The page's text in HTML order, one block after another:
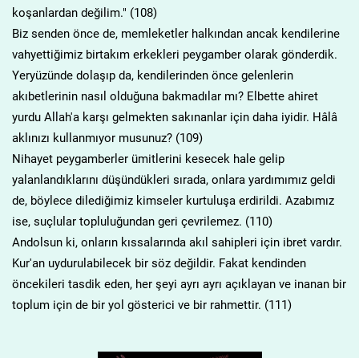
koşanlardan değilim." (108)
Biz senden önce de, memleketler halkından ancak kendilerine
vahyettiğimiz birtakım erkekleri peygamber olarak gönderdik.
Yeryüzünde dolaşıp da, kendilerinden önce gelenlerin
akıbetlerinin nasıl olduğuna bakmadılar mı? Elbette ahiret
yurdu Allah'a karşı gelmekten sakınanlar için daha iyidir. Hâlâ
aklınızı kullanmıyor musunuz? (109)
Nihayet peygamberler ümitlerini kesecek hale gelip
yalanlandıklarını düşündükleri sırada, onlara yardımımız geldi
de, böylece dilediğimiz kimseler kurtuluşa erdirildi. Azabımız
ise, suçlular topluluğundan geri çevrilemez. (110)
Andolsun ki, onların kıssalarında akıl sahipleri için ibret vardır.
Kur'an uydurulabilecek bir söz değildir. Fakat kendinden
öncekileri tasdik eden, her şeyi ayrı ayrı açıklayan ve inanan bir
toplum için de bir yol gösterici ve bir rahmettir. (111)